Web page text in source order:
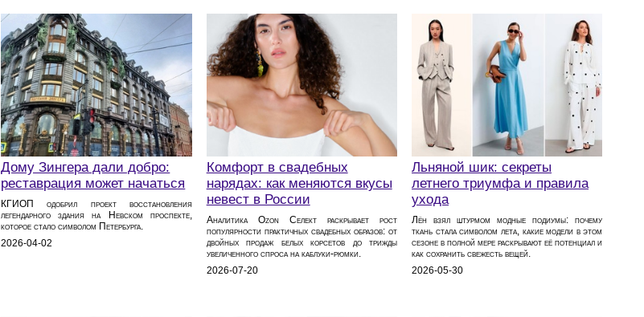
Дому Зингера дали добро:
реставрация может начаться
КГИОП одобрил проект восстановления
легендарного здания на Невском проспекте,
которое стало символом Петербурга.
2026-04-02
Комфорт в свадебных
нарядах: как меняются вкусы
невест в России
Аналитика Ozon Селект раскрывает рост
популярности практичных свадебных образов: от
двойных продаж белых корсетов до трижды
увеличенного спроса на каблуки‑рюмки.
2026-07-20
Льняной шик: секреты
летнего триумфа и правила
ухода
Лён взял штурмом модные подиумы: почему
ткань стала символом лета, какие модели в этом
сезоне в полной мере раскрывают её потенциал и
как сохранить свежесть вещей.
2026-05-30